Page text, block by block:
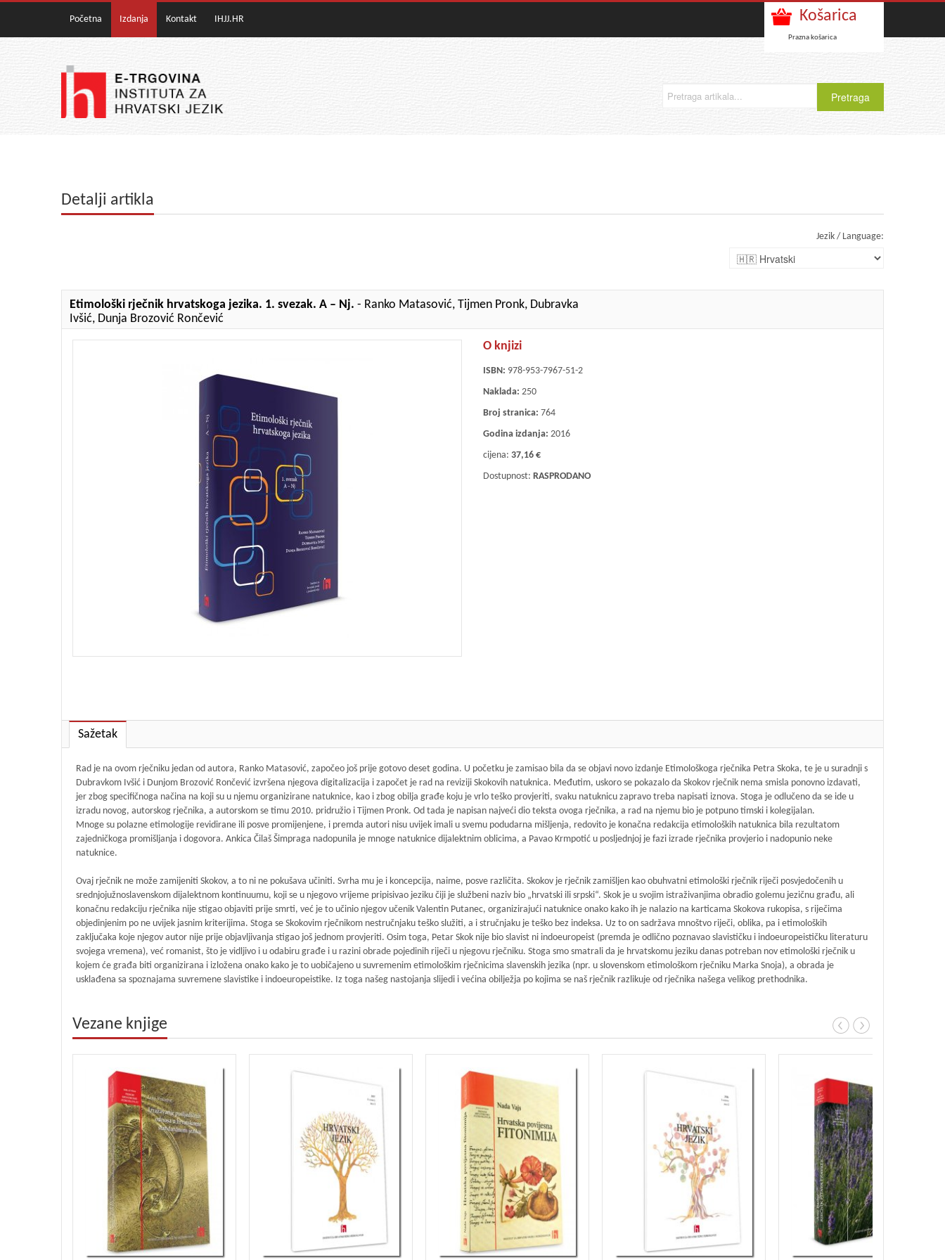
Početna Izdanja Kontakt IHJJ.HR Košarica
Prazna košarica
Detalji artikla
Jezik / Language:
Etimološki rječnik hrvatskoga jezika. 1. svezak. A – Nj. - Ranko Matasović, Tijmen Pronk, Dubravka
Ivšić, Dunja Brozović Rončević
O knjizi
ISBN: 978-953-7967-51-2
Naklada: 250
Broj stranica: 764
Godina izdanja: 2016
cijena: 37,16 €
Dostupnost: RASPRODANO
Sažetak
Rad je na ovom rječniku jedan od autora, Ranko Matasović, započeo još prije gotovo deset godina. U početku je zamisao bila da se objavi novo izdanje Etimološkoga rječnika Petra Skoka, te je u suradnji s
Dubravkom Ivšić i Dunjom Brozović Rončević izvršena njegova digitalizacija i započet je rad na reviziji Skokovih natuknica. Međutim, uskoro se pokazalo da Skokov rječnik nema smisla ponovno izdavati,
jer zbog specifičnoga načina na koji su u njemu organizirane natuknice, kao i zbog obilja građe koju je vrlo teško provjeriti, svaku natuknicu zapravo treba napisati iznova. Stoga je odlučeno da se ide u
izradu novog, autorskog rječnika, a autorskom se timu 2010. pridružio i Tijmen Pronk. Od tada je napisan najveći dio teksta ovoga rječnika, a rad na njemu bio je potpuno timski i kolegijalan.
Mnoge su polazne etimologije revidirane ili posve promijenjene, i premda autori nisu uvijek imali u svemu podudarna mišljenja, redovito je konačna redakcija etimoloških natuknica bila rezultatom
zajedničkoga promišljanja i dogovora. Ankica Čilaš Šimpraga nadopunila je mnoge natuknice dijalektnim oblicima, a Pavao Krmpotić u posljednjoj je fazi izrade rječnika provjerio i nadopunio neke
natuknice.
Ovaj rječnik ne može zamijeniti Skokov, a to ni ne pokušava učiniti. Svrha mu je i koncepcija, naime, posve različita. Skokov je rječnik zamišljen kao obuhvatni etimološki rječnik riječi posvjedočenih u
srednjojužnoslavenskom dijalektnom kontinuumu, koji se u njegovo vrijeme pripisivao jeziku čiji je službeni naziv bio „hrvatski ili srpski“. Skok je u svojim istraživanjima obradio golemu jezičnu građu, ali
konačnu redakciju rječnika nije stigao objaviti prije smrti, već je to učinio njegov učenik Valentin Putanec, organizirajući natuknice onako kako ih je nalazio na karticama Skokova rukopisa, s riječima
objedinjenim po ne uvijek jasnim kriterijima. Stoga se Skokovim rječnikom nestručnjaku teško služiti, a i stručnjaku je teško bez indeksa. Uz to on sadržava mnoštvo riječi, oblika, pa i etimoloških
zaključaka koje njegov autor nije prije objavljivanja stigao još jednom provjeriti. Osim toga, Petar Skok nije bio slavist ni indoeuropeist (premda je odlično poznavao slavističku i indoeuropeističku literaturu
svojega vremena), već romanist, što je vidljivo i u odabiru građe i u razini obrade pojedinih riječi u njegovu rječniku. Stoga smo smatrali da je hrvatskomu jeziku danas potreban nov etimološki rječnik u
kojem će građa biti organizirana i izložena onako kako je to uobičajeno u suvremenim etimološkim rječnicima slavenskih jezika (npr. u slovenskom etimološkom rječniku Marka Snoja), a obrada je
usklađena sa spoznajama suvremene slavistike i indoeuropeistike. Iz toga našeg nastojanja slijedi i većina obilježja po kojima se naš rječnik razlikuje od rječnika našega velikog prethodnika.
Vezane knjige